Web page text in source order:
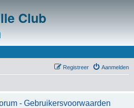
Club
Aanmelden
Registreer
- Gebruikersvoorwaarden